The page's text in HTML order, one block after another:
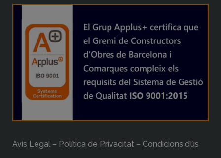
Avís Legal – Política de Privacitat – Condicions d’ús